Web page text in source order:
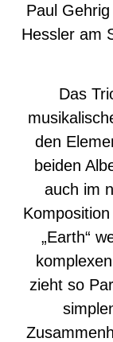
Paul
Hessler am
Das
den
beiden
auch im
„Earth“
zieht so